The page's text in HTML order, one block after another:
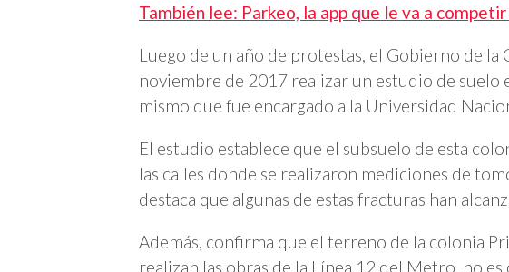
También lee: Parkeo, la app que le va a
Luego de un año de protestas, el Gobierno de
noviembre de 2017 realizar un estudio de suelo
mismo que fue encargado a la Universidad
El estudio establece que el subsuelo de esta
las calles donde se realizaron mediciones de
destaca que algunas de estas fracturas han
Además, confirma que el terreno de la colonia
realizan las obras de la Línea 12 del Metro, no